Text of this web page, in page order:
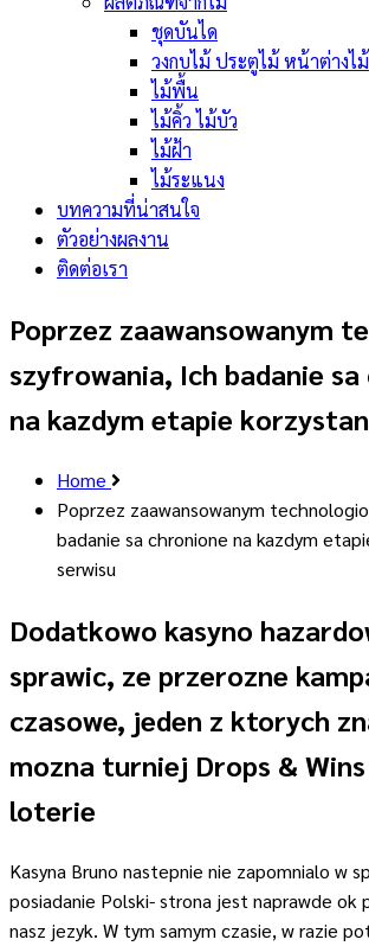
ชุดบันได
วงกบไม้ ประตูไม้ หน้าต่างไม้
ไม้พื้น
ไม้คิ้ว ไม้บัว
ไม้ฝ้า
ไม้ระแนง
บทความที่น่าสนใจ
ตัวอย่างผลงาน
ติดต่อเรา
Poprzez zaawansowanym
szyfrowania, Ich badanie
na kazdym etapie
Home
Poprzez zaawansowanym
badanie sa chronione na kazdym
serwisu
Dodatkowo kasyno
sprawic, ze przerozne
czasowe, jeden z ktorych
mozna turniej Drops &
loterie
Kasyna Bruno nastepnie nie zapomnialo w
posiadanie Polski- strona jest naprawde ok
nasz jezyk. W tym samym czasie, w razie